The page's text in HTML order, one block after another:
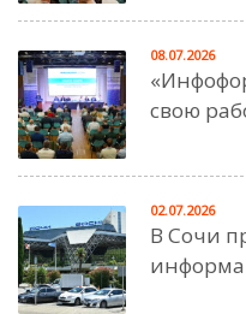
свою
08.07.2026
В Сочи
02.07.2026